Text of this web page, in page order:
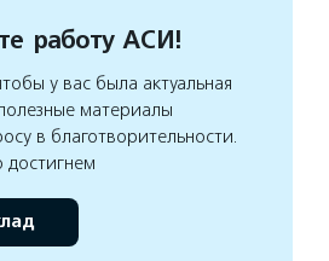
работу АСИ!
у вас была актуальная
материалы
в благотворительности.
достигнем